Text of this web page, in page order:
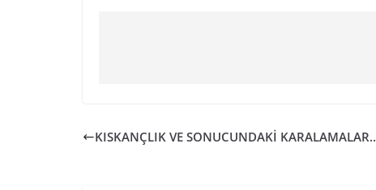
KISKANÇLIK VE SONUCUNDAKİ KARALAMALAR..